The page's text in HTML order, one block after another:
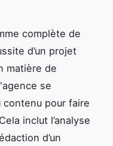
complète de
d’un projet
matière de
se
contenu pour faire
inclut l’analyse
d’un